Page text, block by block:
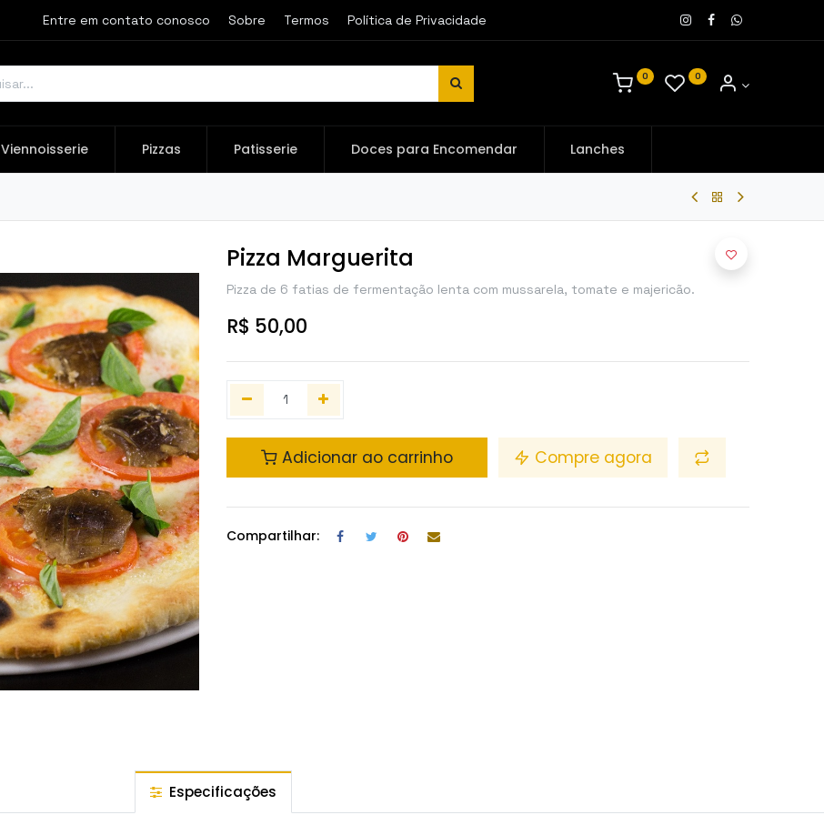
Entre em contato conosco Sobre Termos Política de Privacidade
0 0
Viennoisserie Pizzas Patisserie Doces para Encomendar Lanches
Pizza Marguerita
Pizza de 6 fatias de fermentação lenta com mussarela, tomate e majericão.
R$ 50,00
Adicionar ao carrinho Compre agora
Compartilhar:
Especificações